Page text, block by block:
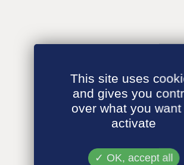
This site uses
and gives you
over what you want
activate
OK, accept all